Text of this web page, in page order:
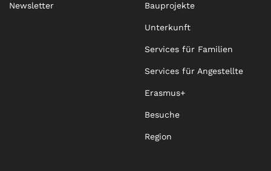
Newsletter Bauprojekte
Unterkunft
Services für Familien
Services für Angestellte
Erasmus+
Besuche
Region